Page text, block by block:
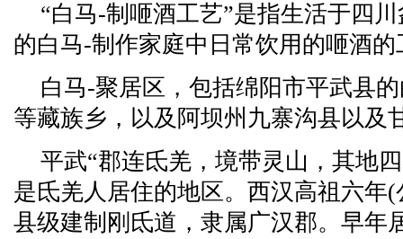
“白马-制咂酒工艺”是指生活于四
的白马-制作家庭中日常饮用的咂酒的
白马-聚居区，包括绵阳市平武县
等藏族乡，以及阿坝州九寨沟县以及
平武“郡连氐羌，境带灵山，其地
是氐羌人居住的地区。西汉高祖六年
县级建制刚氐道，隶属广汉郡。早年